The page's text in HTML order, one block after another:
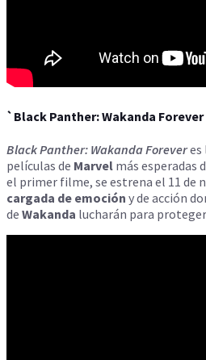
`Black Panther: Wakanda
Black Panther: Wakanda Foreveres
películas de Marvel más esperadas
el primer filme, se estrena el 11 de
cargada de emoción y de acción
de Wakanda lucharán para